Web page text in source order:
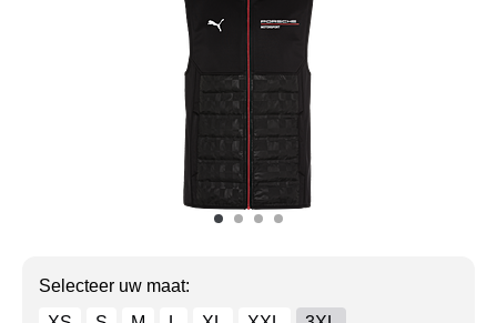
Porsche informatie
Selecteer uw maat: